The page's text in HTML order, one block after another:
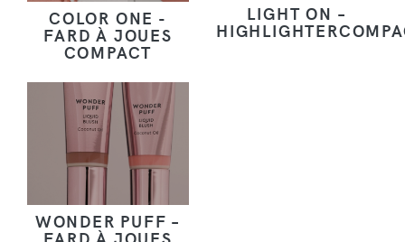
COLOR ONE -
FARD À JOUES
COMPACT
LIGHT ON –
WONDER PUFF –